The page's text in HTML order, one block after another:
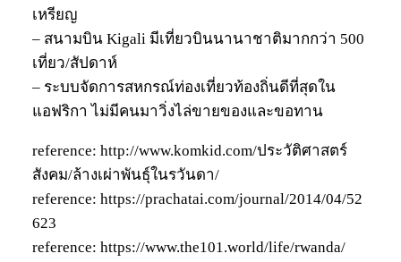
เหรียญ
– สนามบิน Kigali มีเที่ยวบินนานาชาติมากกว่า 500
เที่ยว/สัปดาห์
– ระบบจัดการสหกรณ์ท่องเที่ยวท้องถิ่นดีที่สุดใน
แอฟริกา ไม่มีคนมาวิ่งไล่ขายของและขอทาน
reference: http://www.komkid.com/ประวัติศาสตร์
สังคม/ล้างเผ่าพันธุ์ในรวันดา/
reference: https://prachatai.com/journal/2014/04/52
623
reference: https://www.the101.world/life/rwanda/